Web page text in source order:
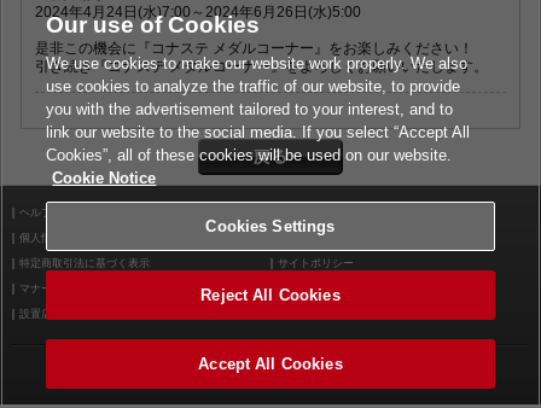
2024年4月24日(水)7:00～2024年6月26日(水)5:00
是非この機会に『コナステ メダルコーナー』をお楽しみください！
引き続き『コナステ メダルコーナー』をよろしくお願いいたします。
ヘルプ
個人情報等保護方針 外部送信について
特定商取引法に基づく表示 サイトポリシー
マナー＆ルール お問い合わせ
設置店舗検索
©2026 Konami Arcade Games
Our use of Cookies
We use cookies to make our website work properly. We also
use cookies to analyze the traffic of our website, to provide
you with the advertisement tailored to your interest, and to
link our website to the social media. If you select “Accept All
Cookies”, all of these cookies will be used on our website.
Cookie Notice
Cookies Settings
Reject All Cookies
Accept All Cookies